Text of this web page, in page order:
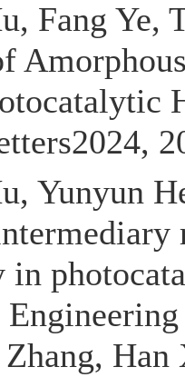
Fang Ye,
Yunyun
in
Han